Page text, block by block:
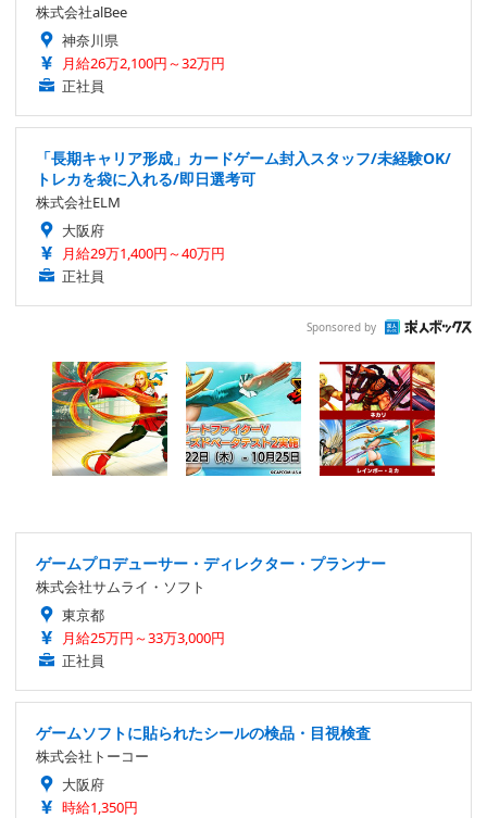
株式会社alBee
神奈川県
月給26万2,100円～32万円
正社員
「長期キャリア形成」カードゲーム封入スタッフ/未経験OK/
トレカを袋に入れる/即日選考可
株式会社ELM
大阪府
月給29万1,400円～40万円
正社員
Sponsored by
ゲームプロデューサー・ディレクター・プランナー
株式会社サムライ・ソフト
東京都
月給25万円～33万3,000円
正社員
ゲームソフトに貼られたシールの検品・目視検査
株式会社トーコー
大阪府
時給1,350円